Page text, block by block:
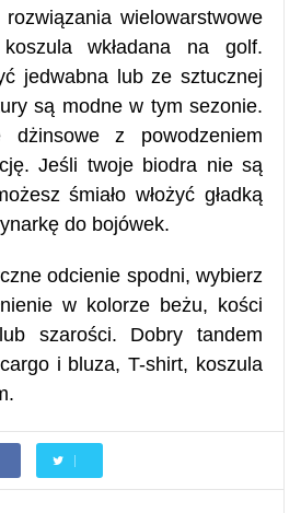
wielowarstwowe
wkładana na golf.
jedwabna lub ze sztucznej
są modne w tym sezonie.
z powodzeniem
Jeśli twoje biodra nie są
śmiało włożyć gładką
do bojówek.
odcienie spodni, wybierz
w kolorze beżu, kości
szarości. Dobry tandem
i bluza, T-shirt, koszula